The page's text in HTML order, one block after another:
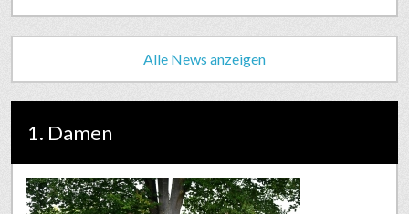
Alle News anzeigen
1. Damen